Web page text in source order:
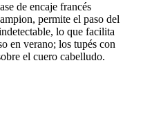
de encaje francés
permite el paso del
lo que facilita
en verano; los tupés con
el cuero cabelludo.